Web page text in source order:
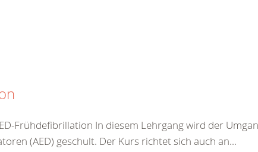
Frühdefibrillation In diesem Lehrgang wird der
(AED) geschult. Der Kurs richtet sich auch an...